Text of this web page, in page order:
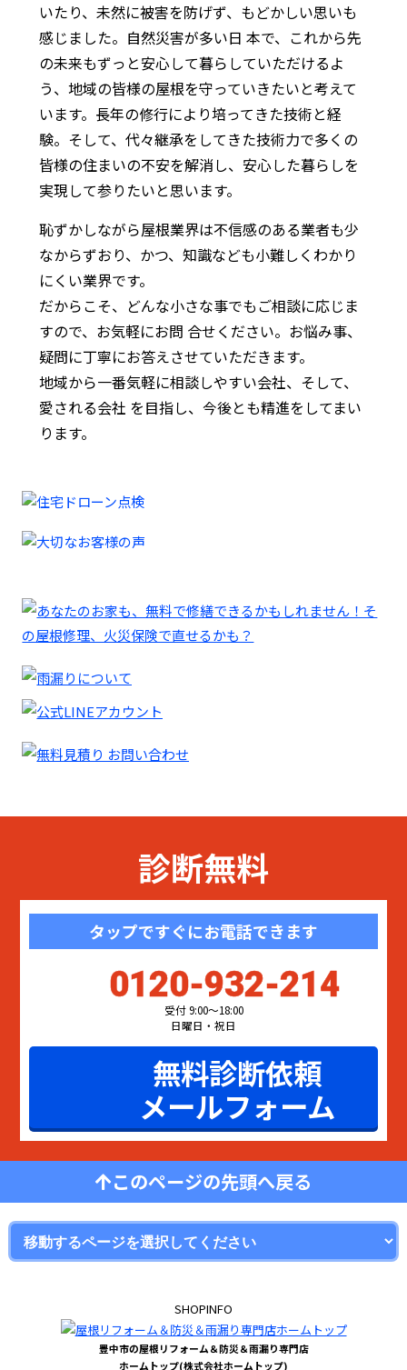
いたり、未然に被害を防げず、もどかしい思いも
感じました。自然災害が多い日 本で、これから先
の未来もずっと安心して暮らしていただけるよ
う、地域の皆様の屋根を守っていきたいと考えて
います。長年の修行により培ってきた技術と経
験。そして、代々継承をしてきた技術力で多くの
皆様の住まいの不安を解消し、安心した暮らしを
実現して参りたいと思います。
恥ずかしながら屋根業界は不信感のある業者も少
なからずおり、かつ、知識なども小難しくわかり
にくい業界です。
だからこそ、どんな小さな事でもご相談に応じま
すので、お気軽にお問 合せください。お悩み事、
疑問に丁寧にお答えさせていただきます。
地域から一番気軽に相談しやすい会社、そして、
愛される会社 を目指し、今後とも精進をしてまい
ります。
診断無料
タップですぐにお電話できます
0120-932-214
受付 9:00〜18:00
日曜日・祝日
無料診断依頼
メールフォーム
このページの先頭へ戻る
SHOPINFO
豊中市の屋根リフォーム＆防災＆雨漏り専門店
ホームトップ(株式会社ホームトップ)